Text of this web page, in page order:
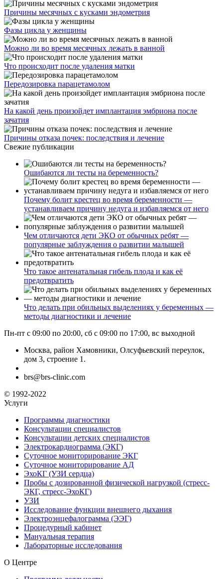
Причины месячных с кусками эндометрия
Фазы цикла у женщины
Можно ли во время месячных лежать в ванной
Что происходит после удаления матки
Передозировка парацетамолом
На какой день произойдет имплантация эмбриона после
зачатия
Причины отказа почек: последствия и лечение
Свежие публикации
Ошибаются ли тесты на беременность?
Почему болит крестец во время беременности —
устанавливаем причину недуга и избавляемся от него
Чем отличаются дети ЭКО от обычных ребят —
популярные заблуждения о развитии малышей
Что такое антенатальная гибель плода и как её
предотвратить
Что делать при обильных выделениях у беременных —
методы диагностики и лечение
Пн-пт с 09:00 по 20:00, сб с 09:00 по 17:00, вс выходной
Москва, район Хамовники, Олсуфьевский переулок,
дом 3, строение 1.
brs@brs-clinic.com
© 1992-2022
Услуги
Программы диагностики
Консультации специалистов
Консультации детских специалистов
Электрокардиограмма (ЭКГ)
Суточное мониторирование ЭКГ
Суточное мониторирование АД
ЭхоКГ (УЗИ сердца)
Пробы с дозированной физической нагрузкой (стресс-
ЭКГ, стресс-ЭхоКГ)
УЗИ
Исследование функции внешнего дыхания
Электроэнцефалограмма (ЭЭГ)
Процедурный кабинет
Мануальная терапия
Лабораторные исследования
О Центре